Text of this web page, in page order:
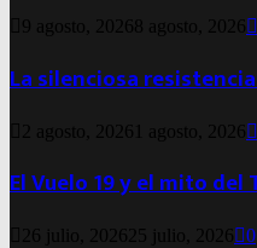
9 agosto, 20268 agosto, 2026
La silenciosa
2 agosto, 2026 1 agosto, 2026
El Vuelo 19 y el mito
26 julio, 2026 25 julio, 2026 0